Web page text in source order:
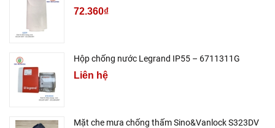
72.360₫
Hộp chống nước Legrand IP55 – 6711311G
Liên hệ
Mặt che mưa chống thấm Sino&Vanlock S323DV